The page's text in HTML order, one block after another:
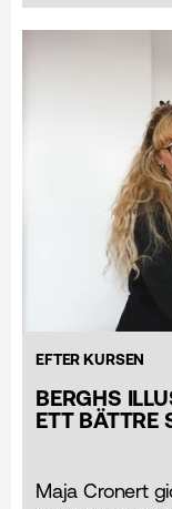
EFTER KURSEN
BERGHS
ETT BÄTTRE
Maja Cronert